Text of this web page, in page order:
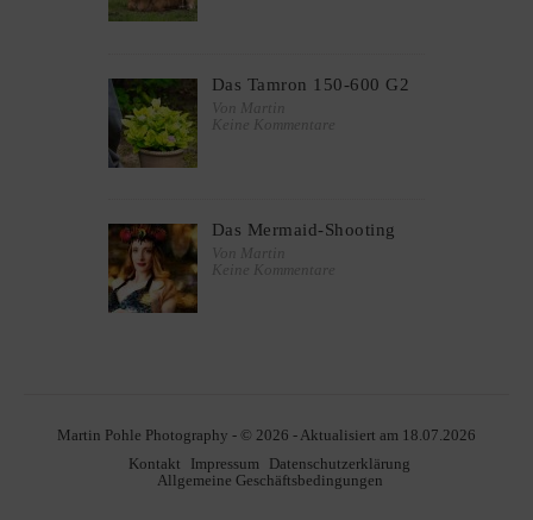
Das Tamron 150-600 G2
Von Martin
Keine Kommentare
Das Mermaid-Shooting
Von Martin
Keine Kommentare
Martin Pohle Photography - © 2026 - Aktualisiert am 18.07.2026
Kontakt
Impressum Datenschutzerklärung
Allgemeine Geschäftsbedingungen